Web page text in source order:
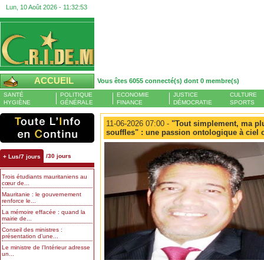
Lun, 10 Août 2026 - 11:32:53
ACCUEIL Vous êtes 6055 connecté(s) dont 0 membre(s)
SANTÉ
HYGIÈNE
POLITIQUE
GÉNÉRALE
ECONOMIE
FINANCE
JUSTICE
DÉMOCRATIE
CULTURE
SPORTS
+ Lus/7 jours /30 jours
Trois étudiants mauritaniens au
cœur de...
Mauritanie : le gouvernement
renforce le...
La mémoire effacée : quand la
mairie de...
Conseil des ministres :
présentation d’une...
Le ministre de l’Intérieur adresse
un...
11-06-2026 07:00 - "Tout simplement, ma
souffles" : une passion ontologique à ciel